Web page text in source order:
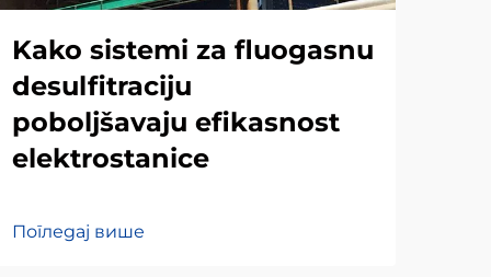
Kako sistemi za fluogasnu
desulfitraciju
poboljšavaju efikasnost
elektrostanice
Погледај више